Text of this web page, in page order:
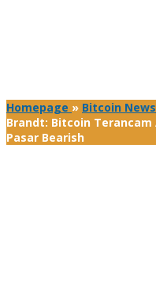
Homepage » Bitcoin News
Brandt: Bitcoin Terancam
Pasar Bearish